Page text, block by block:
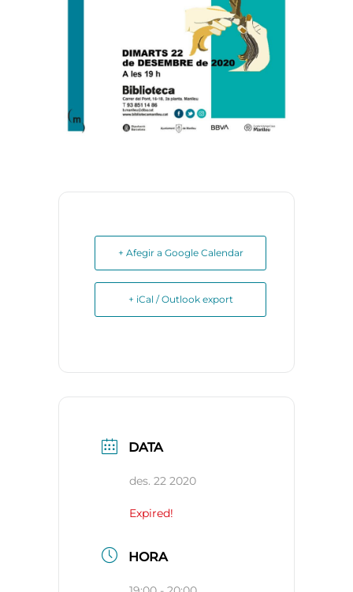
+ Afegir a Google Calendar
+ iCal / Outlook export
DATA
des. 22 2020
Expired!
HORA